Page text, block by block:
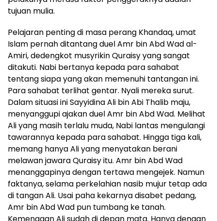
tujuan mulia.
Pelajaran penting di masa perang Khandaq, umat
Islam pernah ditantang duel Amr bin Abd Wad al-
Amiri, dedengkot musyrikin Quraisy yang sangat
ditakuti. Nabi bertanya kepada para sahabat
tentang siapa yang akan memenuhi tantangan ini.
Para sahabat terlihat gentar. Nyali mereka surut.
Dalam situasi ini Sayyidina Ali bin Abi Thalib maju,
menyanggupi ajakan duel Amr bin Abd Wad. Melihat
Ali yang masih terlalu muda, Nabi lantas mengulangi
tawarannya kepada para sahabat. Hingga tiga kali,
memang hanya Ali yang menyatakan berani
melawan jawara Quraisy itu. Amr bin Abd Wad
menanggapinya dengan tertawa mengejek. Namun
faktanya, selama perkelahian nasib mujur tetap ada
di tangan Ali. Usai paha kekarnya disabet pedang,
Amr bin Abd Wad pun tumbang ke tanah.